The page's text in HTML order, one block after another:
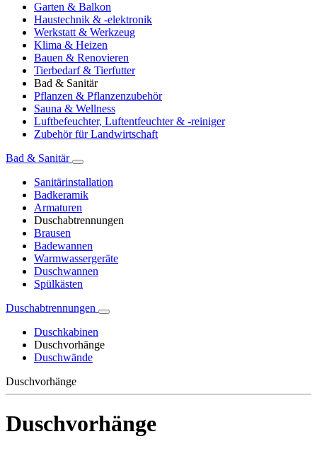
Garten & Balkon
Haustechnik & -elektronik
Werkstatt & Werkzeug
Klima & Heizen
Bauen & Renovieren
Tierbedarf & Tierfutter
Bad & Sanitär
Pflanzen & Pflanzenzubehör
Sauna & Wellness
Luftbefeuchter, Luftentfeuchter & -reiniger
Zubehör für Landwirtschaft
Bad & Sanitär
Sanitärinstallation
Badkeramik
Armaturen
Duschabtrennungen
Brausen
Badewannen
Warmwassergeräte
Duschwannen
Spülkästen
Duschabtrennungen
Duschkabinen
Duschvorhänge
Duschwände
Duschvorhänge
Duschvorhänge